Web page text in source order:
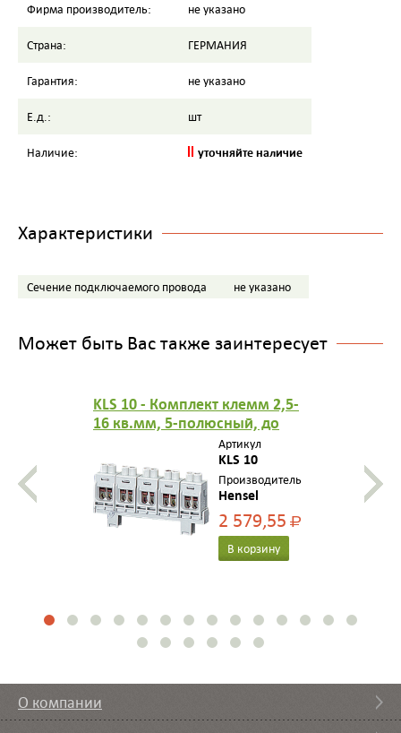
Фирма производитель: не указано
Страна: ГЕРМАНИЯ
Гарантия: не указано
Е.д.: шт
Наличие: уточняйте наличие
Характеристики
Сечение подключаемого провода не указано
Может быть Вас также заинтересует
KLS 10 - Комплект клемм 2,5-
16 кв.мм, 5-полюсный, до
Артикул
KLS 10
Производитель
Hensel
2 579,55Р
В корзину
О компании